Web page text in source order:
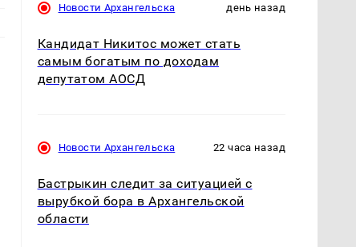
Новости Архангельска день назад
Кандидат Никитос может стать
самым богатым по доходам
депутатом АОСД
Новости Архангельска 22 часа назад
Бастрыкин следит за ситуацией с
вырубкой бора в Архангельской
области